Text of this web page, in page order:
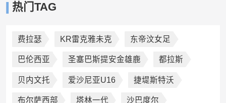
热门TAG
费拉瑟 KR雷克雅未克 东帝汶女足
巴伦西亚 圣塞巴斯提安金雄鹿 都拉斯
贝内文托 爱沙尼亚U16 捷堤斯特沃
布尔萨西部 塔林一代 沙巴度尔